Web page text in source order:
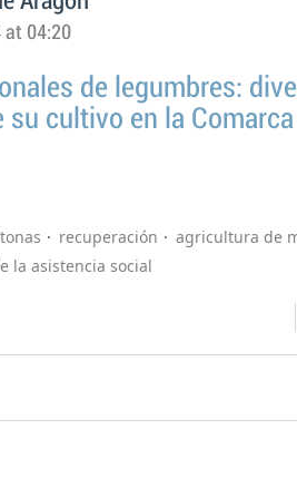
at 04:20
de legumbres:
su cultivo en la
recuperación
agricultura de
la asistencia social